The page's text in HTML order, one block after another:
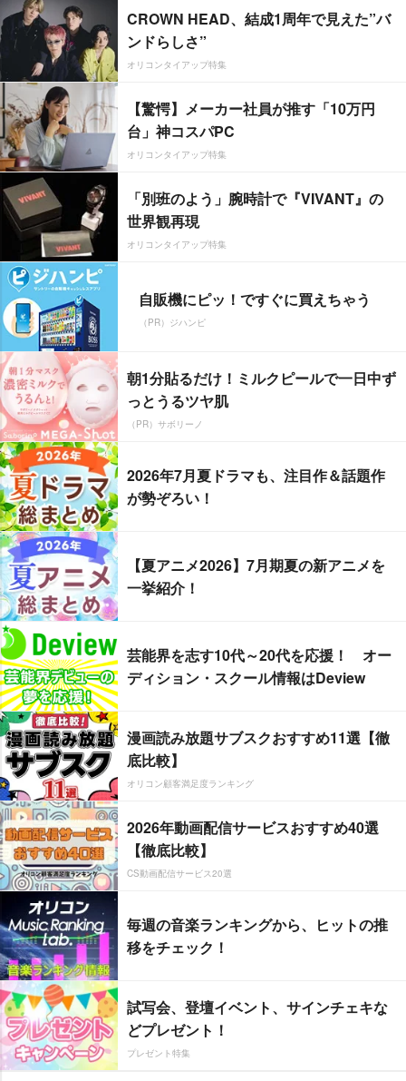
CROWN HEAD、結成1周年で見えた”バ
ンドらしさ”
オリコンタイアップ特集
【驚愕】メーカー社員が推す「10万円
台」神コスパPC
オリコンタイアップ特集
「別班のよう」腕時計で『VIVANT』の
世界観再現
オリコンタイアップ特集
自販機にピッ！ですぐに買えちゃう
（PR）ジハンピ
朝1分貼るだけ！ミルクピールで一日中ず
っとうるツヤ肌
（PR）サボリーノ
2026年7月夏ドラマも、注目作＆話題作
が勢ぞろい！
【夏アニメ2026】7月期夏の新アニメを
一挙紹介！
芸能界を志す10代～20代を応援！ オー
ディション・スクール情報はDeview
漫画読み放題サブスクおすすめ11選【徹
底比較】
オリコン顧客満足度ランキング
2026年動画配信サービスおすすめ40選
【徹底比較】
CS動画配信サービス20選
毎週の音楽ランキングから、ヒットの推
移をチェック！
試写会、登壇イベント、サインチェキな
どプレゼント！
プレゼント特集